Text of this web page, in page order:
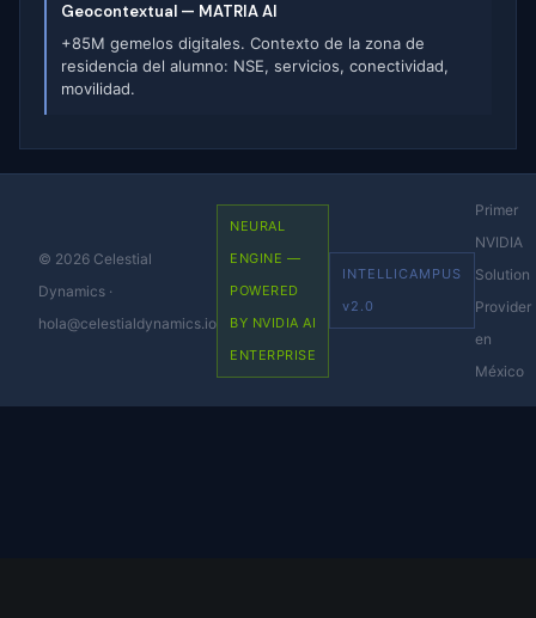
Geocontextual — MATRIA AI
+85M gemelos digitales. Contexto de la zona de
residencia del alumno: NSE, servicios, conectividad,
movilidad.
© 2026 Celestial
Dynamics ·
hola@celestialdynamics.io
NEURAL
ENGINE —
POWERED
BY NVIDIA AI
ENTERPRISE
INTELLICAMPUS
v2.0
Primer
NVIDIA
Solution
Provider
en
México